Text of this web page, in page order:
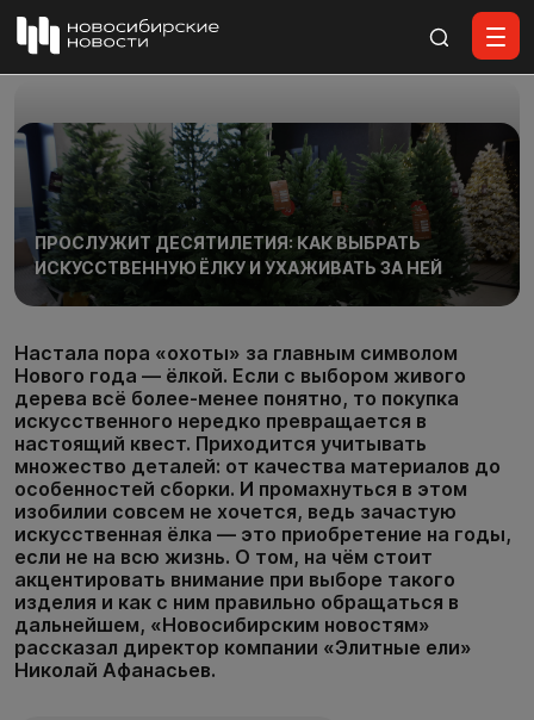
ПРОСЛУЖИТ ДЕСЯТИЛЕТИЯ: КАК ВЫБРАТЬ
ИСКУССТВЕННУЮ ЁЛКУ И УХАЖИВАТЬ ЗА НЕЙ
Настала пора «охоты» за главным символом
Нового года — ёлкой. Если с выбором живого
дерева всё более-менее понятно, то покупка
искусственного нередко превращается в
настоящий квест. Приходится учитывать
множество деталей: от качества материалов до
особенностей сборки. И промахнуться в этом
изобилии совсем не хочется, ведь зачастую
искусственная ёлка — это приобретение на годы,
если не на всю жизнь. О том, на чём стоит
акцентировать внимание при выборе такого
изделия и как с ним правильно обращаться в
дальнейшем, «Новосибирским новостям»
рассказал директор компании «Элитные ели»
Николай Афанасьев.